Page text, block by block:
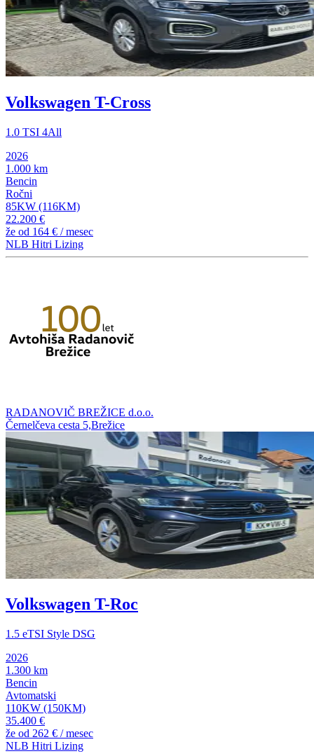
Volkswagen T-Cross
1.0 TSI 4All
2026
1.000 km
Bencin
Ročni
85KW (116KM)
22.200 €
že od 164 € / mesec
NLB Hitri Lizing
RADANOVIČ BREŽICE d.o.o.
Černelčeva cesta 5,Brežice
Volkswagen T-Roc
1.5 eTSI Style DSG
2026
1.300 km
Bencin
Avtomatski
110KW (150KM)
35.400 €
že od 262 € / mesec
NLB Hitri Lizing